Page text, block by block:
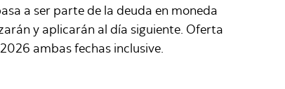
a ser parte de la deuda en moneda
y aplicarán al día siguiente. Oferta
ambas fechas inclusive.